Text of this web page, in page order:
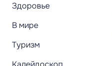
Здоровье
В мире
Туризм